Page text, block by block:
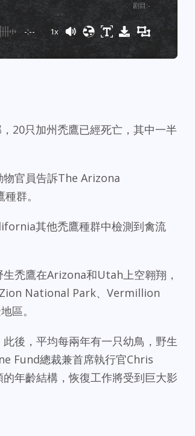
剧目 :-
-:-- 1x
Powered By
20只加州禿鷹已經死亡，其中一半
物官員告訴The Arizona
群。
其他禿鷹種群中檢測到禽流
禿鷹在Arizona和Utah上空翱翔，
National Park、Vermillion
區。
後，平均每兩年有一只幼鳥，野生
Fund總裁兼首席執行官Chris
年齡結構，恢復工作將受到巨大影